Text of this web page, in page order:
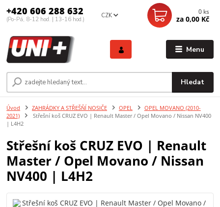
Menu
CZK
Hledat
+420 606 288 632
(Po-Pá, 8-12 hod. | 13-16 hod.)
0 ks
za 0,00 Kč
Úvod ZAHRÁDKY A STŘEŠŇÍ NOSIČE OPEL
OPEL MOVANO (2010-
2021)
Střešní koš CRUZ EVO | Renault Master / Opel Movano / Nissan NV400
| L4H2
Střešní koš CRUZ EVO | Renault
Master / Opel Movano / Nissan
NV400 | L4H2